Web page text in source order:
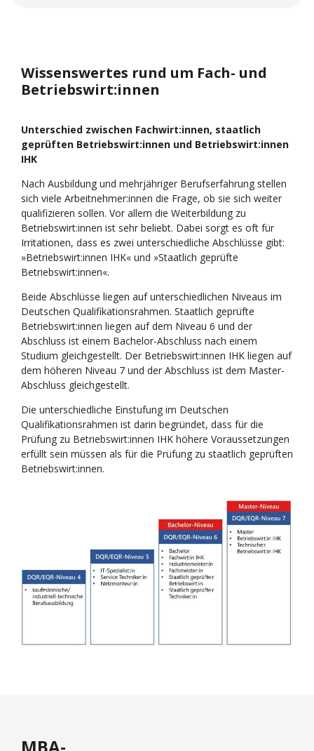
Wissenswertes rund um Fach- und
Betriebswirt:innen
Unterschied zwischen Fachwirt:innen, staatlich
geprüften Betriebswirt:innen und Betriebswirt:innen
IHK
Nach Ausbildung und mehrjähriger Berufserfahrung stellen
sich viele Arbeitnehmer:innen die Frage, ob sie sich weiter
qualifizieren sollen. Vor allem die Weiterbildung zu
Betriebswirt:innen ist sehr beliebt. Dabei sorgt es oft für
Irritationen, dass es zwei unterschiedliche Abschlüsse gibt:
»Betriebswirt:innen IHK« und »Staatlich geprüfte
Betriebswirt:innen«.
Beide Abschlüsse liegen auf unterschiedlichen Niveaus im
Deutschen Qualifikationsrahmen. Staatlich geprüfte
Betriebswirt:innen liegen auf dem Niveau 6 und der
Abschluss ist einem Bachelor-Abschluss nach einem
Studium gleichgestellt. Der Betriebswirt:innen IHK liegen auf
dem höheren Niveau 7 und der Abschluss ist dem Master-
Abschluss gleichgestellt.
Die unterschiedliche Einstufung im Deutschen
Qualifikationsrahmen ist darin begründet, dass für die
Prüfung zu Betriebswirt:innen IHK höhere Voraussetzungen
erfüllt sein müssen als für die Prüfung zu staatlich geprüften
Betriebswirt:innen.